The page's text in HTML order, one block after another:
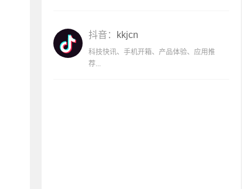
抖音： kkjcn
科技快讯、手机开箱、产品体验、应用推
荐...